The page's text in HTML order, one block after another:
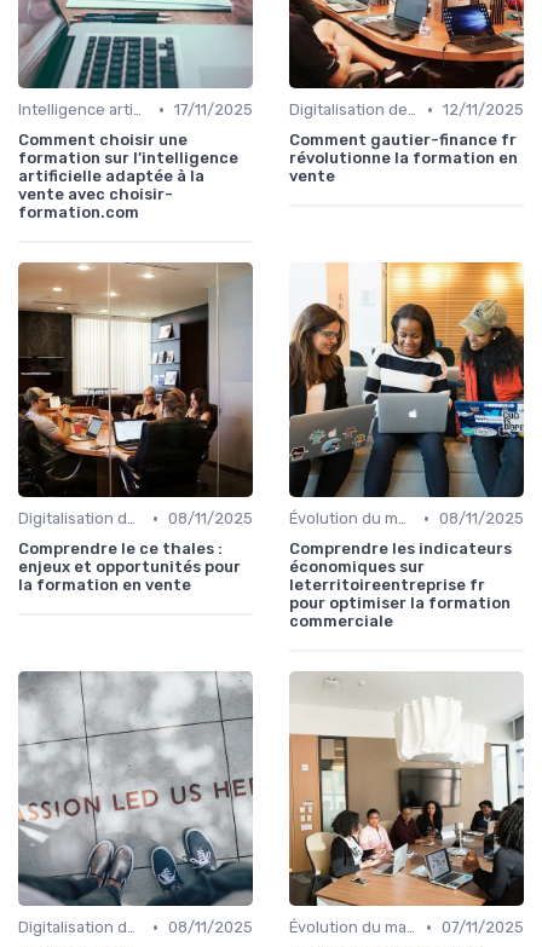
Intelligence artificielle en vente • 17/11/2025
Comment choisir une
formation sur l’intelligence
artificielle adaptée à la
vente avec choisir-
formation.com
Digitalisation des ventes • 12/11/2025
Comment gautier-finance fr
révolutionne la formation en
vente
Digitalisation des ventes • 08/11/2025
Comprendre le ce thales :
enjeux et opportunités pour
la formation en vente
Évolution du marché et des consommateurs • 08/11/2025
Comprendre les indicateurs
économiques sur
leterritoireentreprise fr
pour optimiser la formation
commerciale
Digitalisation des ventes • 08/11/2025
Évolution du marché et des consommateurs • 07/11/2025